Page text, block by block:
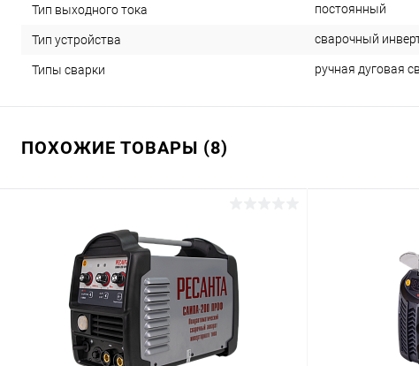
Тип выходного тока постоянный
Тип устройства сварочный
Типы сварки ручная дуговая
ПОХОЖИЕ ТОВАРЫ (8)